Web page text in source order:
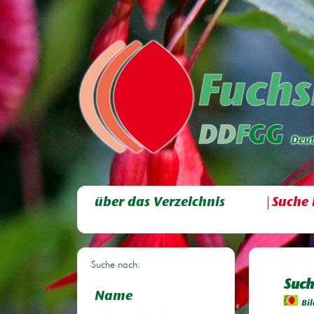
über das Verzeichnis Suche
Suche nach:
Name